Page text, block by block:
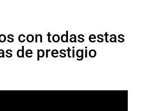
con todas estas
de prestigio